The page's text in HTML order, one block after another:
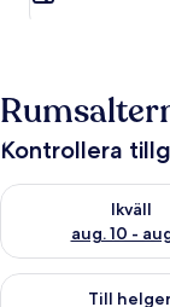
Kontrollera
Ikväll
aug. 10 -
Kontrollera
Till
Kontrollera